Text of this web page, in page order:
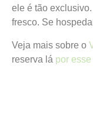
ele é tão
fresco. Se
Veja mais sobre o
reserva lá por